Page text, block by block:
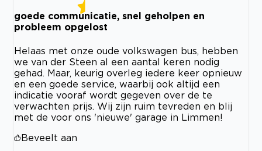
goede communicatie, snel geholpen en
probleem opgelost
Helaas met onze oude volkswagen bus, hebben
we van der Steen al een aantal keren nodig
gehad. Maar, keurig overleg iedere keer opnieuw
en een goede service, waarbij ook altijd een
indicatie vooraf wordt gegeven over de te
verwachten prijs. Wij zijn ruim tevreden en blij
met de voor ons 'nieuwe' garage in Limmen!
Beveelt aan